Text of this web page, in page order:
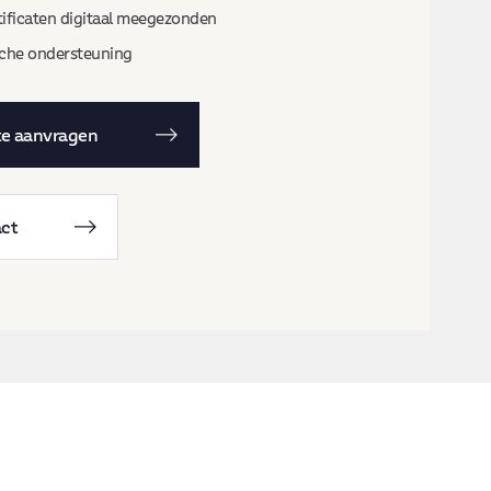
digitaal meegezonden
ondersteuning
aanvragen